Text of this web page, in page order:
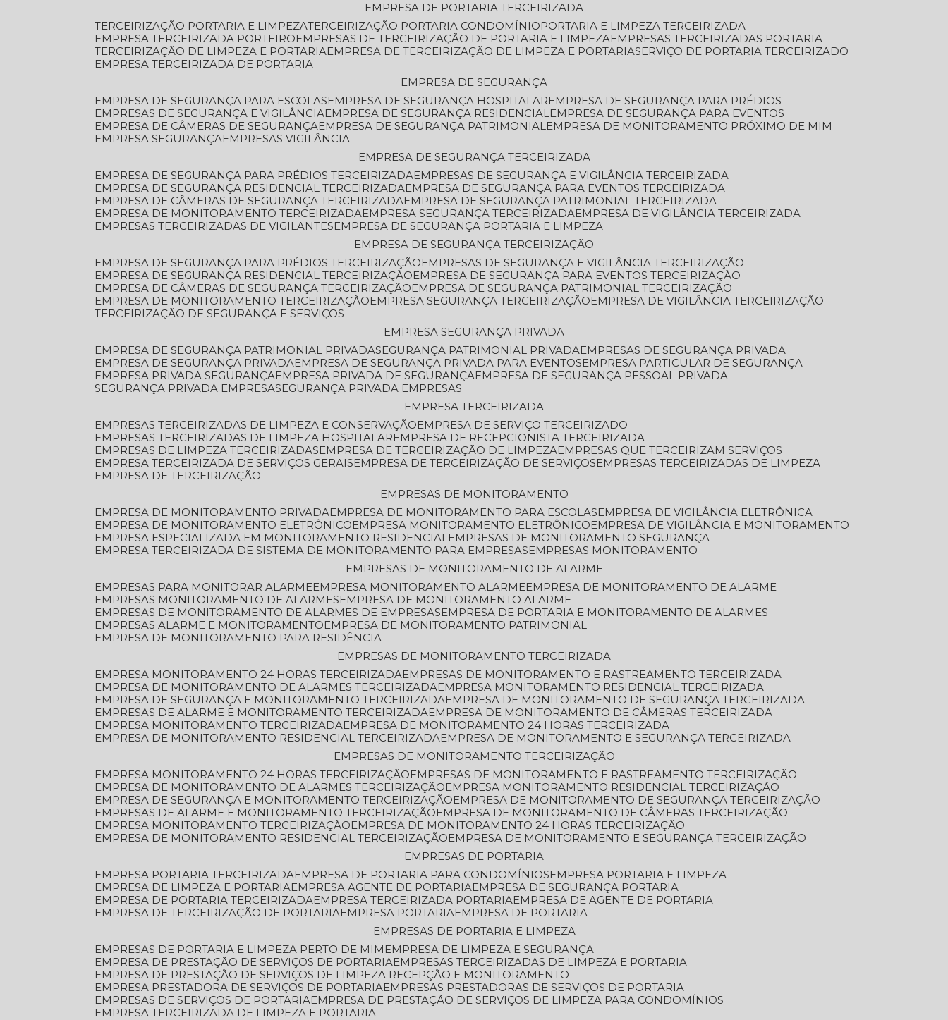
EMPRESA DE PORTARIA TERCEIRIZADA
TERCEIRIZAÇÃO PORTARIA E LIMPEZA TERCEIRIZAÇÃO PORTARIA CONDOMÍNIO
PORTARIA E LIMPEZA TERCEIRIZADA
EMPRESA TERCEIRIZADA PORTEIRO
EMPRESAS DE TERCEIRIZAÇÃO DE PORTARIA E LIMPEZA
EMPRESAS TERCEIRIZADAS PORTARIA
TERCEIRIZAÇÃO DE LIMPEZA E PORTARIA
EMPRESA DE TERCEIRIZAÇÃO DE LIMPEZA E PORTARIA SERVIÇO DE PORTARIA TERCEIRIZADO
EMPRESA TERCEIRIZADA DE PORTARIA
EMPRESA DE SEGURANÇA
EMPRESA DE SEGURANÇA PARA ESCOLAS
EMPRESA DE SEGURANÇA HOSPITALAR
EMPRESA DE SEGURANÇA PARA PRÉDIOS
EMPRESAS DE SEGURANÇA E VIGILÂNCIA
EMPRESA DE SEGURANÇA RESIDENCIAL
EMPRESA DE SEGURANÇA PARA EVENTOS
EMPRESA DE CÂMERAS DE SEGURANÇA
EMPRESA DE SEGURANÇA PATRIMONIAL
EMPRESA DE MONITORAMENTO PRÓXIMO DE MIM
EMPRESA SEGURANÇA
EMPRESAS VIGILÂNCIA
EMPRESA DE SEGURANÇA TERCEIRIZADA
EMPRESA DE SEGURANÇA PARA PRÉDIOS TERCEIRIZADA
EMPRESAS DE SEGURANÇA E VIGILÂNCIA TERCEIRIZADA
EMPRESA DE SEGURANÇA RESIDENCIAL TERCEIRIZADA
EMPRESA DE SEGURANÇA PARA EVENTOS TERCEIRIZADA
EMPRESA DE CÂMERAS DE SEGURANÇA TERCEIRIZADA
EMPRESA DE SEGURANÇA PATRIMONIAL TERCEIRIZADA
EMPRESA DE MONITORAMENTO TERCEIRIZADA
EMPRESA SEGURANÇA TERCEIRIZADA
EMPRESA DE VIGILÂNCIA TERCEIRIZADA
EMPRESAS TERCEIRIZADAS DE VIGILANTES
EMPRESA DE SEGURANÇA PORTARIA E LIMPEZA
EMPRESA DE SEGURANÇA TERCEIRIZAÇÃO
EMPRESA DE SEGURANÇA PARA PRÉDIOS TERCEIRIZAÇÃO
EMPRESAS DE SEGURANÇA E VIGILÂNCIA TERCEIRIZAÇÃO
EMPRESA DE SEGURANÇA RESIDENCIAL TERCEIRIZAÇÃO
EMPRESA DE SEGURANÇA PARA EVENTOS TERCEIRIZAÇÃO
EMPRESA DE CÂMERAS DE SEGURANÇA TERCEIRIZAÇÃO
EMPRESA DE SEGURANÇA PATRIMONIAL TERCEIRIZAÇÃO
EMPRESA DE MONITORAMENTO TERCEIRIZAÇÃO
EMPRESA SEGURANÇA TERCEIRIZAÇÃO
EMPRESA DE VIGILÂNCIA TERCEIRIZAÇÃO
TERCEIRIZAÇÃO DE SEGURANÇA E SERVIÇOS
EMPRESA SEGURANÇA PRIVADA
EMPRESA DE SEGURANÇA PATRIMONIAL PRIVADA SEGURANÇA PATRIMONIAL PRIVADA
EMPRESAS DE SEGURANÇA PRIVADA
EMPRESA DE SEGURANÇA PRIVADA
EMPRESA DE SEGURANÇA PRIVADA PARA EVENTOS
EMPRESA PARTICULAR DE SEGURANÇA
EMPRESA PRIVADA SEGURANÇA
EMPRESA PRIVADA DE SEGURANÇA
EMPRESA DE SEGURANÇA PESSOAL PRIVADA
SEGURANÇA PRIVADA EMPRESA SEGURANÇA PRIVADA EMPRESAS
EMPRESA TERCEIRIZADA
EMPRESAS TERCEIRIZADAS DE LIMPEZA E CONSERVAÇÃO
EMPRESA DE SERVIÇO TERCEIRIZADO
EMPRESAS TERCEIRIZADAS DE LIMPEZA HOSPITALAR
EMPRESA DE RECEPCIONISTA TERCEIRIZADA
EMPRESAS DE LIMPEZA TERCEIRIZADAS
EMPRESA DE TERCEIRIZAÇÃO DE LIMPEZA
EMPRESAS QUE TERCEIRIZAM SERVIÇOS
EMPRESA TERCEIRIZADA DE SERVIÇOS GERAIS
EMPRESA DE TERCEIRIZAÇÃO DE SERVIÇOS
EMPRESAS TERCEIRIZADAS DE LIMPEZA
EMPRESA DE TERCEIRIZAÇÃO
EMPRESAS DE MONITORAMENTO
EMPRESA DE MONITORAMENTO PRIVADA
EMPRESA DE MONITORAMENTO PARA ESCOLAS
EMPRESA DE VIGILÂNCIA ELETRÔNICA
EMPRESA DE MONITORAMENTO ELETRÔNICO
EMPRESA MONITORAMENTO ELETRÔNICO
EMPRESA DE VIGILÂNCIA E MONITORAMENTO
EMPRESA ESPECIALIZADA EM MONITORAMENTO RESIDENCIAL
EMPRESAS DE MONITORAMENTO SEGURANÇA
EMPRESA TERCEIRIZADA DE SISTEMA DE MONITORAMENTO PARA EMPRESAS
EMPRESAS MONITORAMENTO
EMPRESAS DE MONITORAMENTO DE ALARME
EMPRESAS PARA MONITORAR ALARME
EMPRESA MONITORAMENTO ALARME
EMPRESA DE MONITORAMENTO DE ALARME
EMPRESAS MONITORAMENTO DE ALARMES
EMPRESA DE MONITORAMENTO ALARME
EMPRESAS DE MONITORAMENTO DE ALARMES DE EMPRESAS
EMPRESA DE PORTARIA E MONITORAMENTO DE ALARMES
EMPRESAS ALARME E MONITORAMENTO
EMPRESA DE MONITORAMENTO PATRIMONIAL
EMPRESA DE MONITORAMENTO PARA RESIDÊNCIA
EMPRESAS DE MONITORAMENTO TERCEIRIZADA
EMPRESA MONITORAMENTO 24 HORAS TERCEIRIZADA
EMPRESAS DE MONITORAMENTO E RASTREAMENTO TERCEIRIZADA
EMPRESA DE MONITORAMENTO DE ALARMES TERCEIRIZADA
EMPRESA MONITORAMENTO RESIDENCIAL TERCEIRIZADA
EMPRESA DE SEGURANÇA E MONITORAMENTO TERCEIRIZADA
EMPRESA DE MONITORAMENTO DE SEGURANÇA TERCEIRIZADA
EMPRESAS DE ALARME E MONITORAMENTO TERCEIRIZADA
EMPRESA DE MONITORAMENTO DE CÂMERAS TERCEIRIZADA
EMPRESA MONITORAMENTO TERCEIRIZADA
EMPRESA DE MONITORAMENTO 24 HORAS TERCEIRIZADA
EMPRESA DE MONITORAMENTO RESIDENCIAL TERCEIRIZADA
EMPRESA DE MONITORAMENTO E SEGURANÇA TERCEIRIZADA
EMPRESAS DE MONITORAMENTO TERCEIRIZAÇÃO
EMPRESA MONITORAMENTO 24 HORAS TERCEIRIZAÇÃO
EMPRESAS DE MONITORAMENTO E RASTREAMENTO TERCEIRIZAÇÃO
EMPRESA DE MONITORAMENTO DE ALARMES TERCEIRIZAÇÃO
EMPRESA MONITORAMENTO RESIDENCIAL TERCEIRIZAÇÃO
EMPRESA DE SEGURANÇA E MONITORAMENTO TERCEIRIZAÇÃO
EMPRESA DE MONITORAMENTO DE SEGURANÇA TERCEIRIZAÇÃO
EMPRESAS DE ALARME E MONITORAMENTO TERCEIRIZAÇÃO
EMPRESA DE MONITORAMENTO DE CÂMERAS TERCEIRIZAÇÃO
EMPRESA MONITORAMENTO TERCEIRIZAÇÃO
EMPRESA DE MONITORAMENTO 24 HORAS TERCEIRIZAÇÃO
EMPRESA DE MONITORAMENTO RESIDENCIAL TERCEIRIZAÇÃO
EMPRESA DE MONITORAMENTO E SEGURANÇA TERCEIRIZAÇÃO
EMPRESAS DE PORTARIA
EMPRESA PORTARIA TERCEIRIZADA
EMPRESA DE PORTARIA PARA CONDOMÍNIOS
EMPRESA PORTARIA E LIMPEZA
EMPRESA DE LIMPEZA E PORTARIA
EMPRESA AGENTE DE PORTARIA
EMPRESA DE SEGURANÇA PORTARIA
EMPRESA DE PORTARIA TERCEIRIZADA
EMPRESA TERCEIRIZADA PORTARIA
EMPRESA DE AGENTE DE PORTARIA
EMPRESA DE TERCEIRIZAÇÃO DE PORTARIA
EMPRESA PORTARIA
EMPRESA DE PORTARIA
EMPRESAS DE PORTARIA E LIMPEZA
EMPRESAS DE PORTARIA E LIMPEZA PERTO DE MIM
EMPRESA DE LIMPEZA E SEGURANÇA
EMPRESA DE PRESTAÇÃO DE SERVIÇOS DE PORTARIA
EMPRESAS TERCEIRIZADAS DE LIMPEZA E PORTARIA
EMPRESA DE PRESTAÇÃO DE SERVIÇOS DE LIMPEZA RECEPÇÃO E MONITORAMENTO
EMPRESA PRESTADORA DE SERVIÇOS DE PORTARIA
EMPRESAS PRESTADORAS DE SERVIÇOS DE PORTARIA
EMPRESAS DE SERVIÇOS DE PORTARIA
EMPRESA DE PRESTAÇÃO DE SERVIÇOS DE LIMPEZA PARA CONDOMÍNIOS
EMPRESA TERCEIRIZADA DE LIMPEZA E PORTARIA